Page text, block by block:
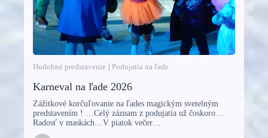
Hudobné predstavenie Podujatia na ľade
Karneval na ľade 2026
Zážitkové korčuľovanie na ľades magickým svetelným
predstavením ! …Celý záznam z podujatia už čoskoro…
Radosť v maskách…V piatok večer…